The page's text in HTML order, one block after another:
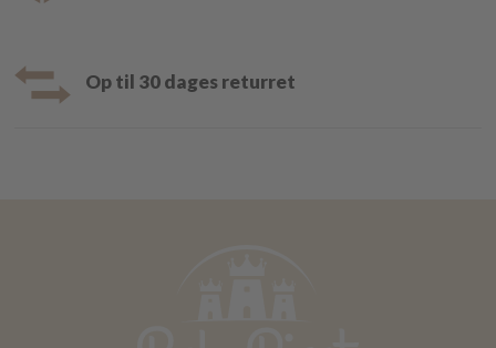
Op til 30 dages returret